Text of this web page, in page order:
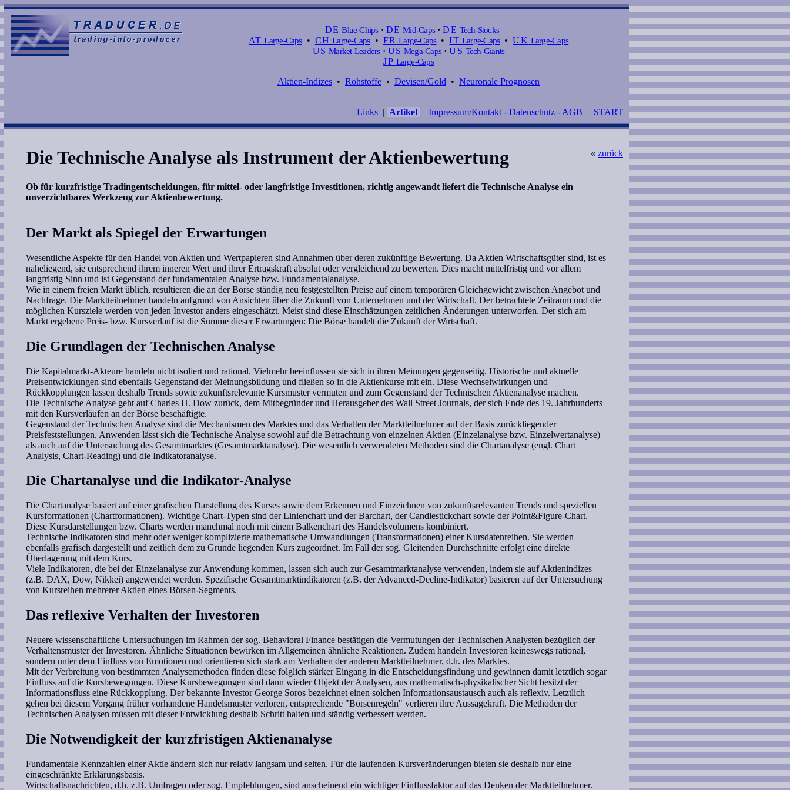
DE Blue-Chips · DE Mid-Caps · DE Tech-Stocks
AT Large-Caps• CH Large-Caps• FR Large-Caps•IT Large-Caps•UK Large-Caps
US Market-Leaders · US Mega-Caps · US Tech-Giants
JP Large-Caps
Aktien-Indizes • Rohstoffe • Devisen/Gold • Neuronale Prognosen
« zurück
Links | Artikel | Impressum/Kontakt - Datenschutz - AGB | START
Die Technische Analyse als Instrument der Aktienbewertung
Ob für kurzfristige Tradingentscheidungen, für mittel- oder langfristige Investitionen, richtig angewandt liefert die Technische Analyse ein
unverzichtbares Werkzeug zur Aktienbewertung.
Der Markt als Spiegel der Erwartungen
Wesentliche Aspekte für den Handel von Aktien und Wertpapieren sind Annahmen über deren zukünftige Bewertung. Da Aktien Wirtschaftsgüter sind, ist es
naheliegend, sie entsprechend ihrem inneren Wert und ihrer Ertragskraft absolut oder vergleichend zu bewerten. Dies macht mittelfristig und vor allem
langfristig Sinn und ist Gegenstand der fundamentalen Analyse bzw. Fundamentalanalyse.
Wie in einem freien Markt üblich, resultieren die an der Börse ständig neu festgestellten Preise auf einem temporären Gleichgewicht zwischen Angebot und
Nachfrage. Die Marktteilnehmer handeln aufgrund von Ansichten über die Zukunft von Unternehmen und der Wirtschaft. Der betrachtete Zeitraum und die
möglichen Kursziele werden von jeden Investor anders eingeschätzt. Meist sind diese Einschätzungen zeitlichen Änderungen unterworfen. Der sich am
Markt ergebene Preis- bzw. Kursverlauf ist die Summe dieser Erwartungen: Die Börse handelt die Zukunft der Wirtschaft.
Die Grundlagen der Technischen Analyse
Die Kapitalmarkt-Akteure handeln nicht isoliert und rational. Vielmehr beeinflussen sie sich in ihren Meinungen gegenseitig. Historische und aktuelle
Preisentwicklungen sind ebenfalls Gegenstand der Meinungsbildung und fließen so in die Aktienkurse mit ein. Diese Wechselwirkungen und
Rückkopplungen lassen deshalb Trends sowie zukunftsrelevante Kursmuster vermuten und zum Gegenstand der Technischen Aktienanalyse machen.
Die Technische Analyse geht auf Charles H. Dow zurück, dem Mitbegründer und Herausgeber des Wall Street Journals, der sich Ende des 19. Jahrhunderts
mit den Kursverläufen an der Börse beschäftigte.
Gegenstand der Technischen Analyse sind die Mechanismen des Marktes und das Verhalten der Marktteilnehmer auf der Basis zurückliegender
Preisfeststellungen. Anwenden lässt sich die Technische Analyse sowohl auf die Betrachtung von einzelnen Aktien (Einzelanalyse bzw. Einzelwertanalyse)
als auch auf die Untersuchung des Gesamtmarktes (Gesamtmarktanalyse). Die wesentlich verwendeten Methoden sind die Chartanalyse (engl. Chart
Analysis, Chart-Reading) und die Indikatoranalyse.
Die Chartanalyse und die Indikator-Analyse
Die Chartanalyse basiert auf einer grafischen Darstellung des Kurses sowie dem Erkennen und Einzeichnen von zukunftsrelevanten Trends und speziellen
Kursformationen (Chartformationen). Wichtige Chart-Typen sind der Linienchart und der Barchart, der Candlestickchart sowie der Point&Figure-Chart.
Diese Kursdarstellungen bzw. Charts werden manchmal noch mit einem Balkenchart des Handelsvolumens kombiniert.
Technische Indikatoren sind mehr oder weniger komplizierte mathematische Umwandlungen (Transformationen) einer Kursdatenreihen. Sie werden
ebenfalls grafisch dargestellt und zeitlich dem zu Grunde liegenden Kurs zugeordnet. Im Fall der sog. Gleitenden Durchschnitte erfolgt eine direkte
Überlagerung mit dem Kurs.
Viele Indikatoren, die bei der Einzelanalyse zur Anwendung kommen, lassen sich auch zur Gesamtmarktanalyse verwenden, indem sie auf Aktienindizes
(z.B. DAX, Dow, Nikkei) angewendet werden. Spezifische Gesamtmarktindikatoren (z.B. der Advanced-Decline-Indikator) basieren auf der Untersuchung
von Kursreihen mehrerer Aktien eines Börsen-Segments.
Das reflexive Verhalten der Investoren
Neuere wissenschaftliche Untersuchungen im Rahmen der sog. Behavioral Finance bestätigen die Vermutungen der Technischen Analysten bezüglich der
Verhaltensmuster der Investoren. Ähnliche Situationen bewirken im Allgemeinen ähnliche Reaktionen. Zudem handeln Investoren keineswegs rational,
sondern unter dem Einfluss von Emotionen und orientieren sich stark am Verhalten der anderen Marktteilnehmer, d.h. des Marktes.
Mit der Verbreitung von bestimmten Analysemethoden finden diese folglich stärker Eingang in die Entscheidungsfindung und gewinnen damit letztlich sogar
Einfluss auf die Kursbewegungen. Diese Kursbewegungen sind dann wieder Objekt der Analysen, aus mathematisch-physikalischer Sicht besitzt der
Informationsfluss eine Rückkopplung. Der bekannte Investor George Soros bezeichnet einen solchen Informationsaustausch auch als reflexiv. Letztlich
gehen bei diesem Vorgang früher vorhandene Handelsmuster verloren, entsprechende "Börsenregeln" verlieren ihre Aussagekraft. Die Methoden der
Technischen Analysen müssen mit dieser Entwicklung deshalb Schritt halten und ständig verbessert werden.
Die Notwendigkeit der kurzfristigen Aktienanalyse
Fundamentale Kennzahlen einer Aktie ändern sich nur relativ langsam und selten. Für die laufenden Kursveränderungen bieten sie deshalb nur eine
eingeschränkte Erklärungsbasis.
Wirtschaftsnachrichten, d.h. z.B. Umfragen oder sog. Empfehlungen, sind anscheinend ein wichtiger Einflussfaktor auf das Denken der Marktteilnehmer.